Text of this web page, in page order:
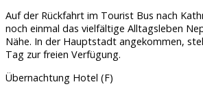
Auf der Rückfahrt im Tourist Bus nach
noch einmal das vielfältige Alltagsleben
Nähe. In der Hauptstadt angekommen,
Tag zur freien Verfügung.
Übernachtung Hotel (F)